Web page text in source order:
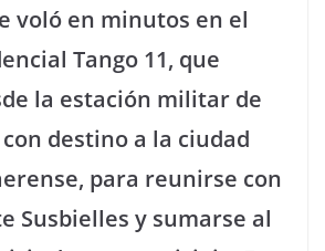
voló en minutos en el
Tango 11, que
la estación militar de
destino a la ciudad
para reunirse con
Susbielles y sumarse al